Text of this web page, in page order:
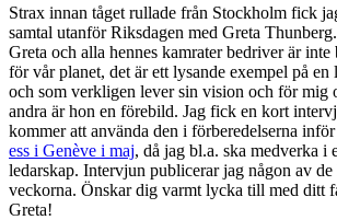
Strax innan tåget rullade från Stockholm fick
samtal utanför Riksdagen med Greta
Greta och alla hennes kamrater bedriver är
för vår planet, det är ett lysande exempel på en
och som verkligen lever sin vision och för mig
andra är hon en förebild. Jag fick en kort
kommer att använda den i förberedelserna inför
ess i Genève i maj, då jag bl.a. ska medverka i
ledarskap. Intervjun publicerar jag någon av de
veckorna. Önskar dig varmt lycka till med ditt
Greta!